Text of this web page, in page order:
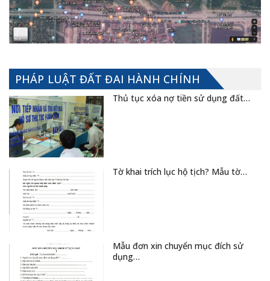
PHÁP LUẬT ĐẤT ĐAI HÀNH CHÍNH
Thủ tục xóa nợ tiền sử dụng đất…
Tờ khai trích lục hộ tịch? Mẫu tờ…
Mẫu đơn xin chuyển mục đích sử
dụng…